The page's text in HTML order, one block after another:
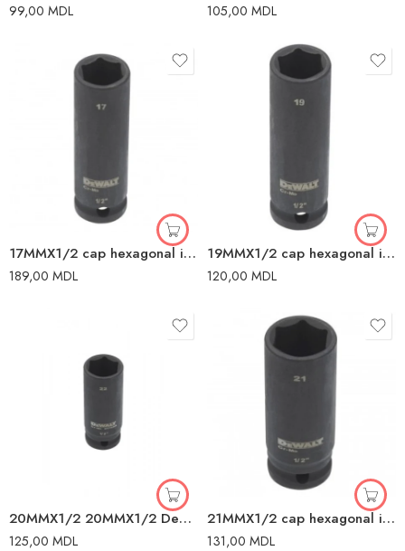
99,00 MDL 105,00 MDL
17MMX1/2 cap hexagonal impact Dewalt
189,00 MDL
19MMX1/2 cap hexagonal impact Dewalt
120,00 MDL
20MMX1/2 20MMX1/2 Dewalt
125,00 MDL
21MMX1/2 cap hexagonal impact Dewalt
131,00 MDL